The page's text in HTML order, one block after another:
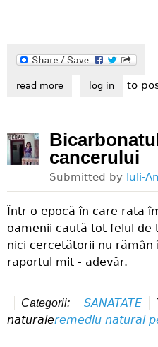
read moreabout despre cirese
log in to
cancerului
Submitted by Iuli-
Într-o epocă în care rata
oamenii caută tot felul de
nici cercetătorii nu rămân
raportul mit - adevăr.
Categorii: SANATATE
naturaleremediu natural